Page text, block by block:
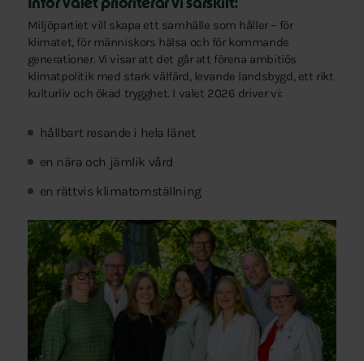
Inför valet prioriterar vi särskilt:
Miljöpartiet vill skapa ett samhälle som håller – för
klimatet, för människors hälsa och för kommande
generationer. Vi visar att det går att förena ambitiös
klimatpolitik med stark välfärd, levande landsbygd, ett rikt
kulturliv och ökad trygghet. I valet 2026 driver vi:
hållbart resande i hela länet
en nära och jämlik vård
en rättvis klimatomställning